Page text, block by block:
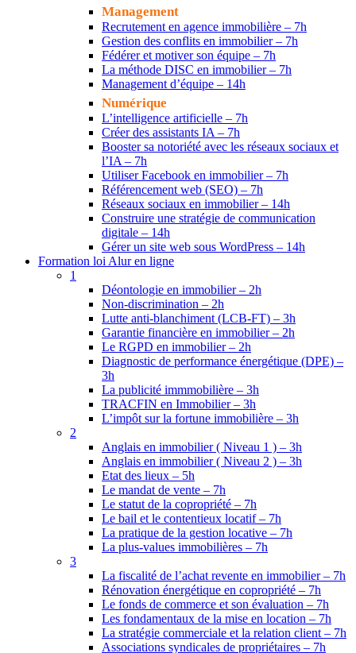
Management
Recrutement en agence immobilière – 7h
Gestion des conflits en immobilier – 7h
Fédérer et motiver son équipe – 7h
La méthode DISC en immobilier – 7h
Management d’équipe – 14h
Numérique
L’intelligence artificielle – 7h
Créer des assistants IA – 7h
Booster sa notoriété avec les réseaux sociaux et
l’IA – 7h
Utiliser Facebook en immobilier – 7h
Référencement web (SEO) – 7h
Réseaux sociaux en immobilier – 14h
Construire une stratégie de communication
digitale – 14h
Gérer un site web sous WordPress – 14h
Formation loi Alur en ligne
1
Déontologie en immobilier – 2h
Non-discrimination – 2h
Lutte anti-blanchiment (LCB-FT) – 3h
Garantie financière en immobilier – 2h
Le RGPD en immobilier – 2h
Diagnostic de performance énergétique (DPE) –
3h
La publicité immmobilière – 3h
TRACFIN en Immobilier – 3h
L’impôt sur la fortune immobilière – 3h
2
Anglais en immobilier ( Niveau 1 ) – 3h
Anglais en immobilier ( Niveau 2 ) – 3h
Etat des lieux – 5h
Le mandat de vente – 7h
Le statut de la copropriété – 7h
Le bail et le contentieux locatif – 7h
La pratique de la gestion locative – 7h
La plus-values immobilières – 7h
3
La fiscalité de l’achat revente en immobilier – 7h
Rénovation énergétique en copropriété – 7h
Le fonds de commerce et son évaluation – 7h
Les fondamentaux de la mise en location – 7h
La stratégie commerciale et la relation client – 7h
Associations syndicales de propriétaires – 7h